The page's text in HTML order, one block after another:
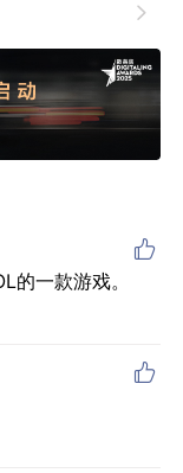


的一款游戏。
